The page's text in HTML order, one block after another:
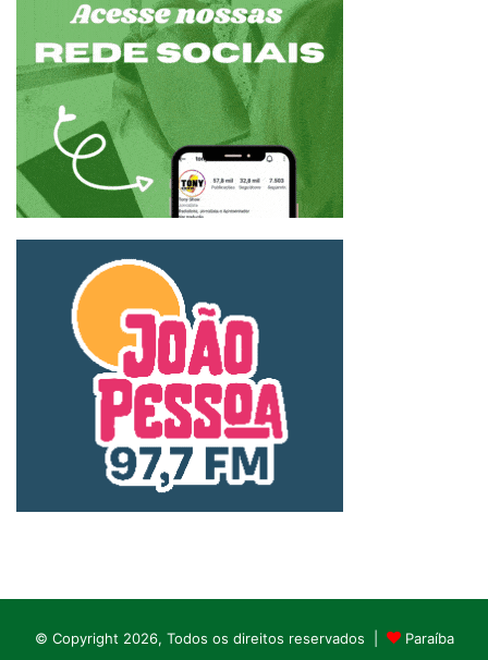
© Copyright 2026, Todos os direitos reservados | Paraíba